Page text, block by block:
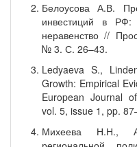
Белоусова А.В.
инвестиций в РФ:
неравенство //
№ 3. С. 26–43.
Ledyaeva S.,
Growth: Empirical
European Journal
vol. 5, issue 1, pp.
Михеева Н.Н.,